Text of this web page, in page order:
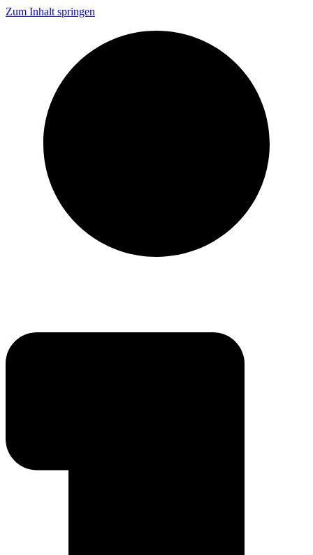
Zum Inhalt springen